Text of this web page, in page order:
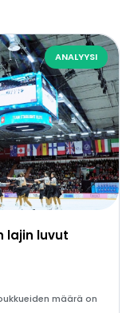
ANALYYSI
lajin luvut
määrä on